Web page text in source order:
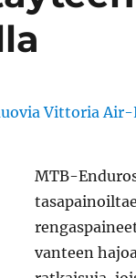
MTB-
vanteen